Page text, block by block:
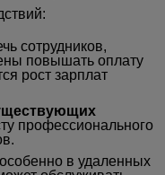
сотрудников,
повышать оплату
рост зарплат
профессионального
особенно в удаленных